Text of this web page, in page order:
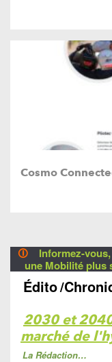
Cosmo
🛈
Informez-
une Mobilité plus
Édito/
2030 et
marché de
La Rédaction…